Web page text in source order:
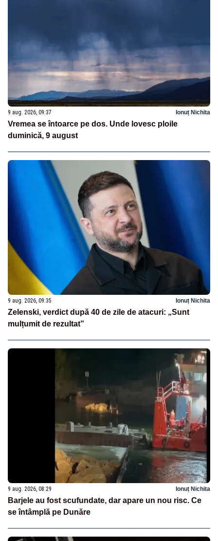
9 aug. 2026, 09:37 Ionuț Nichita
Vremea se întoarce pe dos. Unde lovesc ploile
duminică, 9 august
9 aug. 2026, 09:35 Ionuț Nichita
Zelenski, verdict după 40 de zile de atacuri: „Sunt
mulțumit de rezultat”
9 aug. 2026, 08:29 Ionuț Nichita
Barjele au fost scufundate, dar apare un nou risc. Ce
se întâmplă pe Dunăre